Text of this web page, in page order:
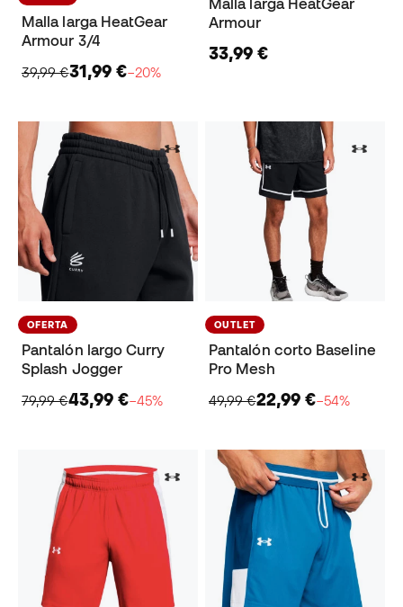
Malla larga HeatGear
Armour 3/4
39,99 €31,99 €−20%
Malla larga HeatGear
Armour
33,99 €
OFERTA
Pantalón largo Curry
Splash Jogger
79,99 €43,99 €−45%
OUTLET
Pantalón corto Baseline
Pro Mesh
49,99 €22,99 €−54%